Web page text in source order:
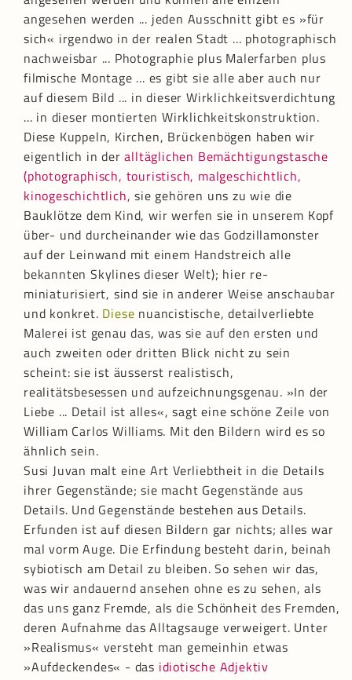
angesehen werden ... jeden Ausschnitt gibt es »für
sich« irgendwo in der realen Stadt ... photographisch
nachweisbar ... Photographie plus Malerfarben plus
filmische Montage ... es gibt sie alle aber auch nur
auf diesem Bild ... in dieser Wirklichkeitsverdichtung
... in dieser montierten Wirklichkeitskonstruktion.
Diese Kuppeln, Kirchen, Brückenbögen haben wir
eigentlich in deralltäglichen Bemächtigungstasche
(photographisch, touristisch, malgeschichtlich,
kinogeschichtlich, sie gehören uns zu wie die
Bauklötze dem Kind, wir werfen sie in unserem Kopf
über- und durcheinander wie das Godzillamonster
auf der Leinwand mit einem Handstreich alle
bekannten Skylines dieser Welt); hier re-
miniaturisiert, sind sie in anderer Weise anschaubar
und konkret. Diese nuancistische, detailverliebte
Malerei ist genau das, was sie auf den ersten und
auch zweiten oder dritten Blick nicht zu sein
scheint: sie ist äusserst realistisch,
realitätsbesessen und aufzeichnungsgenau. »In der
Liebe ... Detail ist alles«, sagt eine schöne Zeile von
William Carlos Williams. Mit den Bildern wird es so
ähnlich sein.
Susi Juvan malt eine Art Verliebtheit in die Details
ihrer Gegenstände; sie macht Gegenstände aus
Details. Und Gegenstände bestehen aus Details.
Erfunden ist auf diesen Bildern gar nichts; alles war
mal vorm Auge. Die Erfindung besteht darin, beinah
sybiotisch am Detail zu bleiben. So sehen wir das,
was wir andauernd ansehen ohne es zu sehen, als
das uns ganz Fremde, als die Schönheit des Fremden,
deren Aufnahme das Alltagsauge verweigert. Unter
»Realismus« versteht man gemeinhin etwas
»Aufdeckendes« - das idiotische Adjektiv